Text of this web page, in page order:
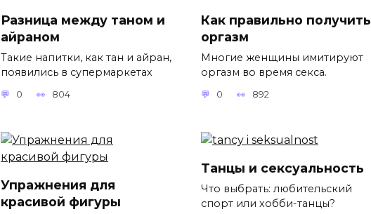
Разница между таном и
айраном
Такие напитки, как тан и айран,
появились в супермаркетах
0 804
Как правильно получить
оргазм
Многие женщины имитируют
оргазм во время секса.
0 892
Упражнения для
красивой фигуры
Танцы и сексуальность
Что выбрать: любительский
спорт или хобби-танцы?